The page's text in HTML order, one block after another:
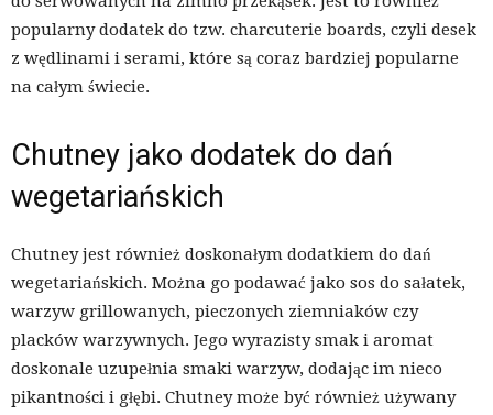
popularny dodatek do tzw. charcuterie boards, czyli desek
z wędlinami i serami, które są coraz bardziej popularne
na całym świecie.
Chutney jako dodatek do dań
wegetariańskich
Chutney jest również doskonałym dodatkiem do dań
wegetariańskich. Można go podawać jako sos do sałatek,
warzyw grillowanych, pieczonych ziemniaków czy
placków warzywnych. Jego wyrazisty smak i aromat
doskonale uzupełnia smaki warzyw, dodając im nieco
pikantności i głębi. Chutney może być również używany